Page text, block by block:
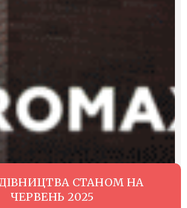
СТАНОМ НА
ЧЕРВЕНЬ 2025